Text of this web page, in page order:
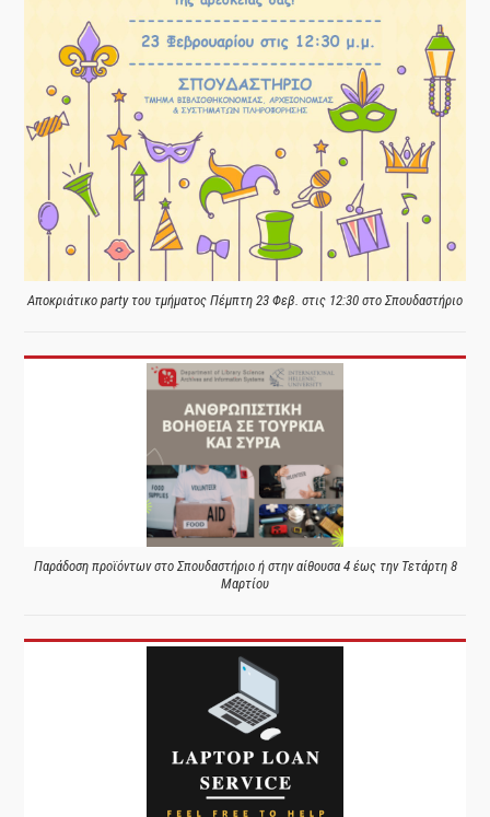
Αποκριάτικο party του τμήματος Πέμπτη 23 Φεβ. στις 12:30 στο Σπουδαστήριο
Παράδοση προϊόντων στο Σπουδαστήριο ή στην αίθουσα 4 έως την Τετάρτη 8
Μαρτίου